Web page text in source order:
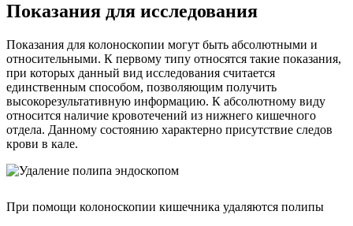
Показания для исследования
Показания для колоноскопии могут быть абсолютными и
относительными. К первому типу относятся такие показания,
при которых данный вид исследования считается
единственным способом, позволяющим получить
высокорезультативную информацию. К абсолютному виду
относится наличие кровотечений из нижнего кишечного
отдела. Данному состоянию характерно присутствие следов
крови в кале.
При помощи колоноскопии кишечника удаляются полипы